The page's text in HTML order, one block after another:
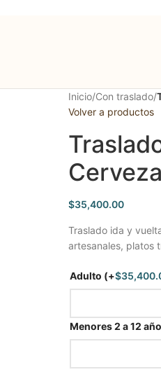
Inicio/Con traslado/
Volver a productos
$35,400.00
Traslado ida y
artesanales, platos
Adulto (+$
Menores 2 a 12